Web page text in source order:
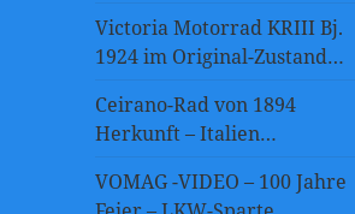
Victoria Motorrad KRIII Bj.
1924 im Original-Zustand…
Ceirano-Rad von 1894
Herkunft – Italien…
VOMAG -VIDEO – 100 Jahre